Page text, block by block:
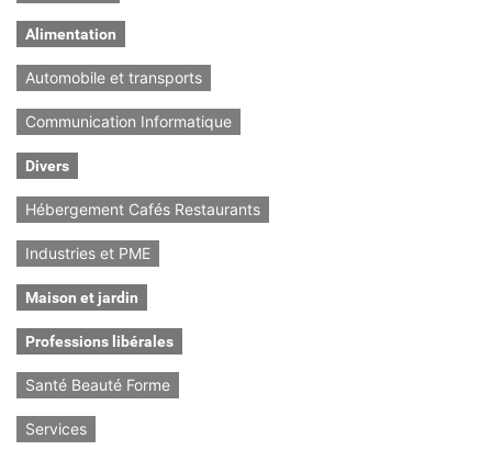
Alimentation
Automobile et transports
Communication Informatique
Divers
Hébergement Cafés Restaurants
Industries et PME
Maison et jardin
Professions libérales
Santé Beauté Forme
Services